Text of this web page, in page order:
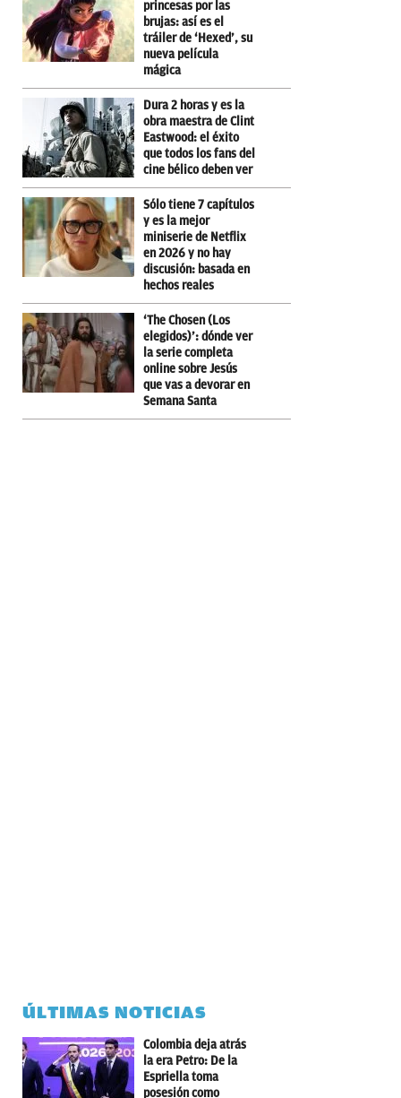
princesas por las
brujas: así es el
tráiler de ‘Hexed’, su
nueva película
mágica
Dura 2 horas y es la
obra maestra de Clint
Eastwood: el éxito
que todos los fans del
cine bélico deben ver
Sólo tiene 7 capítulos
y es la mejor
miniserie de Netflix
en 2026 y no hay
discusión: basada en
hechos reales
‘The Chosen (Los
elegidos)’: dónde ver
la serie completa
online sobre Jesús
que vas a devorar en
Semana Santa
ÚLTIMAS NOTICIAS
Colombia deja atrás
la era Petro: De la
Espriella toma
posesión como